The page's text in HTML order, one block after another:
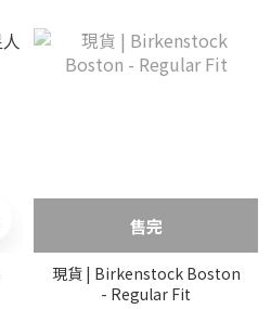
售完
現貨 | Birkenstock Boston
- Regular Fit